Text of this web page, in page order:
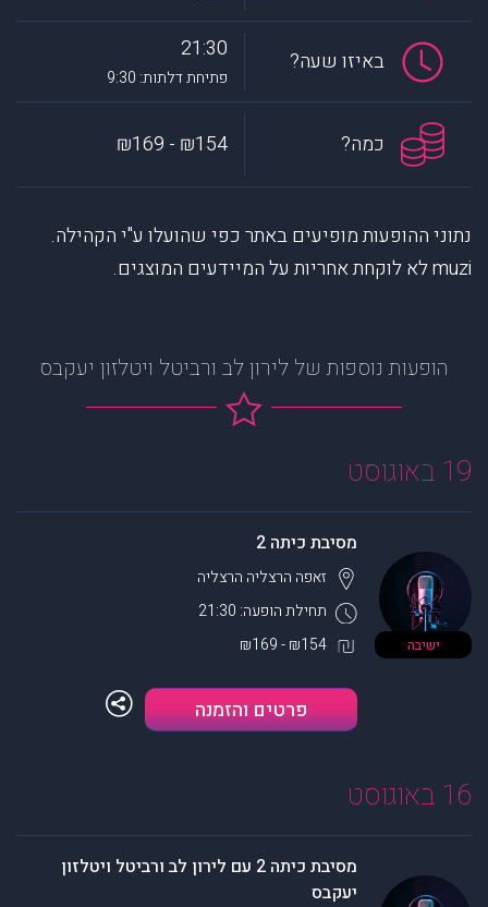
באיזו שעה? 21:30
פתיחת דלתות: 9:30
כמה? ₪154 - ₪169
נתוני ההופעות מופיעים באתר כפי שהועלו ע"י הקהילה.
muzi לא לוקחת אחריות על המיידעים המוצגים.
הופעות נוספות של לירון לב ורביטל ויטלזון יעקבס
19 באוגוסט
ישיבה
מסיבת כיתה 2
תחילת הופעה: 21:30
זאפה הרצליה הרצליה
₪154 - ₪169
פרטים והזמנה
16 באוגוסט
מסיבת כיתה 2 עם לירון לב ורביטל ויטלזון
יעקבס